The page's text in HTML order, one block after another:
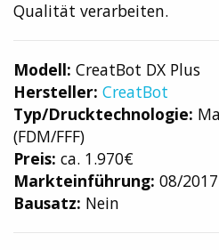
Qualität verarbeiten.
Modell: CreatBot DX Plus
Hersteller: CreatBot
Typ/Drucktechnologie:
(FDM/FFF)
Preis: ca. 1.970€
Markteinführung: 08/2017
Bausatz: Nein